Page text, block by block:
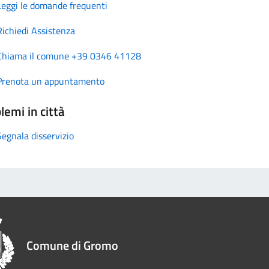
le domande frequenti
Assistenza
il comune +39 0346 41128
un appuntamento
in città
disservizio
Comune di Gromo